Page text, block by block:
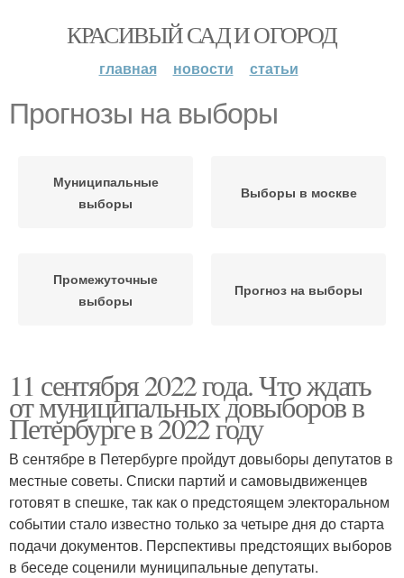
КРАСИВЫЙ САД И ОГОРОД
главная новости статьи
Прогнозы на выборы
Муниципальные
выборы
Выборы в москве
Промежуточные
выборы
Прогноз на выборы
11 сентября 2022 года. Что ждать
от муниципальных довыборов в
Петербурге в 2022 году
В сентябре в Петербурге пройдут довыборы депутатов в
местные советы. Списки партий и самовыдвиженцев
готовят в спешке, так как о предстоящем электоральном
событии стало известно только за четыре дня до старта
подачи документов. Перспективы предстоящих выборов
в беседе соценили муниципальные депутаты.